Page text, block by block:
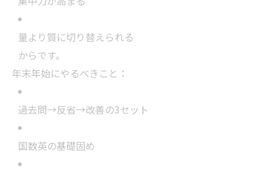
量より質に切り替えられる
からです。
年末年始にやるべきこと：
過去問→反省→改善の3セット
国数英の基礎固め